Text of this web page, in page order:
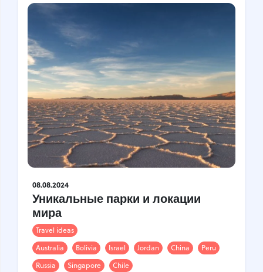
08.08.2024
Уникальные парки и локации
мира
Travel ideas
Australia
Bolivia Israel Jordan China
Peru
Russia
Singapore Chile